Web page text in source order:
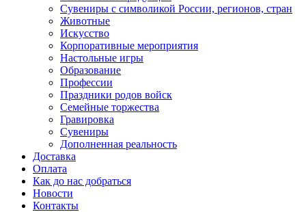
Сувениры с символикой России, регионов, стран
Животные
Искусство
Корпоративные мероприятия
Настольные игры
Образование
Профессии
Праздники родов войск
Семейные торжества
Гравировка
Сувениры
Дополненная реальность
Доставка
Оплата
Как до нас добраться
Новости
Контакты